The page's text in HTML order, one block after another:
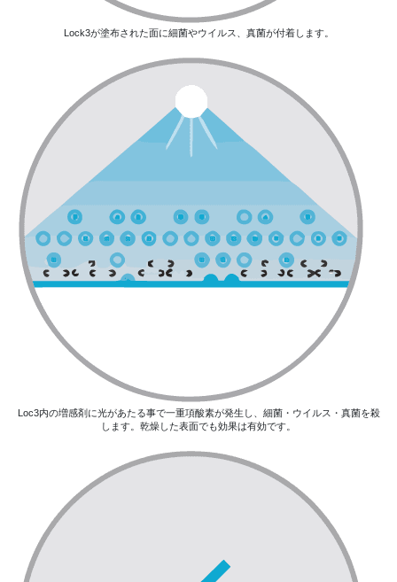
Lock3が塗布された面に細菌やウイルス、真菌が付着します。
Loc3内の増感剤に光があたる事で一重項酸素が発生し、細菌・ウイルス・真菌を殺
します。乾燥した表面でも効果は有効です。